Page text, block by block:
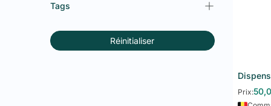
Tags
Réinitialiser
la
Prix: